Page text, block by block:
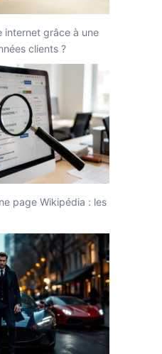
internet grâce à une
clients ?
page Wikipédia : les